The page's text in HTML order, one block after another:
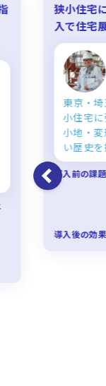
狭小住宅
入で住宅
東京・
小住宅
小地・
い歴史を
導入前の課題
導入後の効果